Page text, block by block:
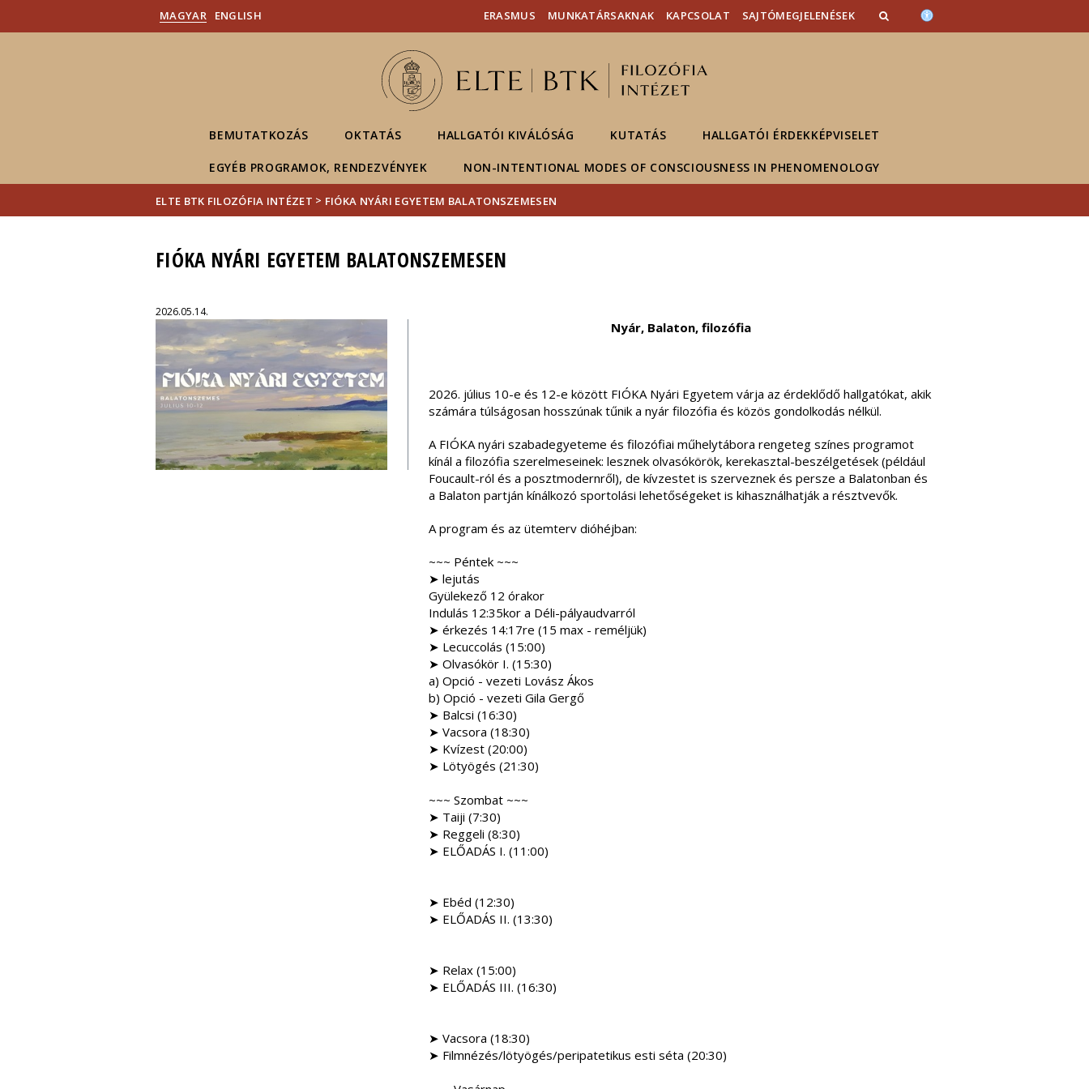
Hírek
Események
ELTE a
MAGYAR ENGLISH ERASMUS MUNKATÁRSAKNAK KAPCSOLAT SAJTÓMEGJELENÉSEK
BEMUTATKOZÁS OKTATÁS HALLGATÓI KIVÁLÓSÁG KUTATÁS HALLGATÓI ÉRDEKKÉPVISELET
EGYÉB PROGRAMOK, RENDEZVÉNYEK NON-INTENTIONAL MODES OF CONSCIOUSNESS IN PHENOMENOLOGY
ELTE BTK FILOZÓFIA INTÉZET > FIÓKA NYÁRI EGYETEM BALATONSZEMESEN
FIÓKA NYÁRI EGYETEM BALATONSZEMESEN
2026.05.14.
Nyár, Balaton, filozófia
2026. július 10-e és 12-e között FIÓKA Nyári Egyetem várja az érdeklődő hallgatókat, akik
számára túlságosan hosszúnak tűnik a nyár filozófia és közös gondolkodás nélkül.
A FIÓKA nyári szabadegyeteme és filozófiai műhelytábora rengeteg színes programot
kínál a filozófia szerelmeseinek: lesznek olvasókörök, kerekasztal-beszélgetések (például
Foucault-ról és a posztmodernről), de kívzestet is szerveznek és persze a Balatonban és
a Balaton partján kínálkozó sportolási lehetőségeket is kihasználhatják a résztvevők.
A program és az ütemterv dióhéjban:
~~~ Péntek ~~~
➤ lejutás
Gyülekező 12 órakor
Indulás 12:35kor a Déli-pályaudvarról
➤ érkezés 14:17re (15 max - reméljük)
➤ Lecuccolás (15:00)
➤ Olvasókör I. (15:30)
a) Opció - vezeti Lovász Ákos
b) Opció - vezeti Gila Gergő
➤ Balcsi (16:30)
➤ Vacsora (18:30)
➤ Kvízest (20:00)
➤ Lötyögés (21:30)
~~~ Szombat ~~~
➤ Taiji (7:30)
➤ Reggeli (8:30)
➤ ELŐADÁS I. (11:00)
➤ Ebéd (12:30)
➤ ELŐADÁS II. (13:30)
➤ Relax (15:00)
➤ ELŐADÁS III. (16:30)
➤ Vacsora (18:30)
➤ Filmnézés/lötyögés/peripatetikus esti séta (20:30)